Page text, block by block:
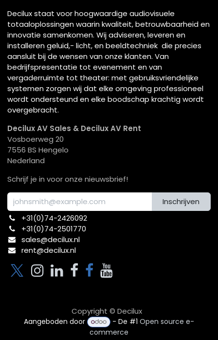
Decilux staat voor hoogwaardige audiovisuele
totaaloplossingen waarin kwaliteit, betrouwbaarheid en
innovatie samenkomen. Wij adviseren, leveren en
installeren geluid,- licht, en beeldtechniek die precies
aansluit bij de wensen van onze klanten. Van
bedrijfspresentatie tot evenement en van
vergaderruimte tot theater: met gebruiksvriendelijke
systemen zorgen wij dat elke omgeving professioneel
wordt ondersteund en elke boodschap krachtig wordt
overgebracht.
Decilux AV Sales & Decilux AV Rent
Vosboerweg 20
7556 BS Hengelo
Nederland
Schrijf je in voor onze nieuwsbrief!
Inschrijven
+31(0)74-2426092​
+31(0)74-2501770
sales@decilux.nl
rent@decilux.nl
Copyright © Decilux
Aangeboden door - De #1Open source e-
commerce